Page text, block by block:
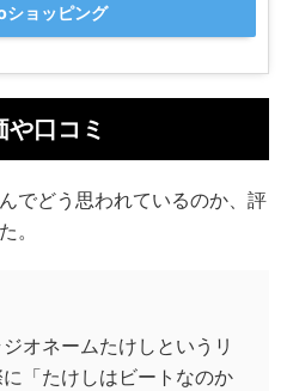
ショッピング
や口コミ
でどう思われているのか、評
。
オネームたけしというリ
「たけしはビートなのか